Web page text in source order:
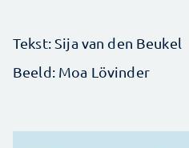
Tekst: Sija van den Beukel
Beeld: Moa Lövinder